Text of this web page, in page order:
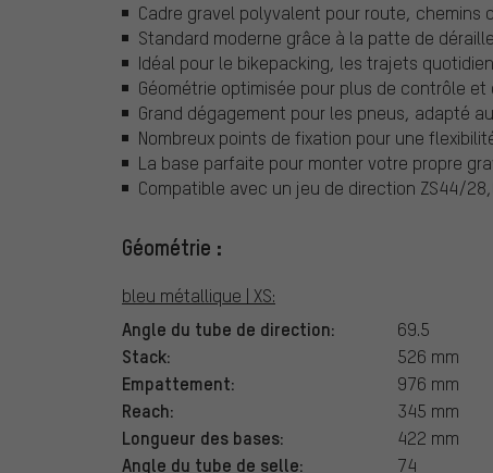
Cadre gravel polyvalent pour route, chemins
Standard moderne grâce à la patte de
Idéal pour le bikepacking, les trajets
Géométrie optimisée pour plus de contrôle
Grand dégagement pour les pneus, adapté
Nombreux points de fixation pour une
La base parfaite pour monter votre propre
Compatible avec un jeu de direction ZS44/
Géométrie :
bleu métallique | XS:
Angle du tube de direction: 69.5
Stack: 526 mm
Empattement: 976 mm
Reach: 345 mm
Longueur des bases: 422 mm
Angle du tube de selle: 74